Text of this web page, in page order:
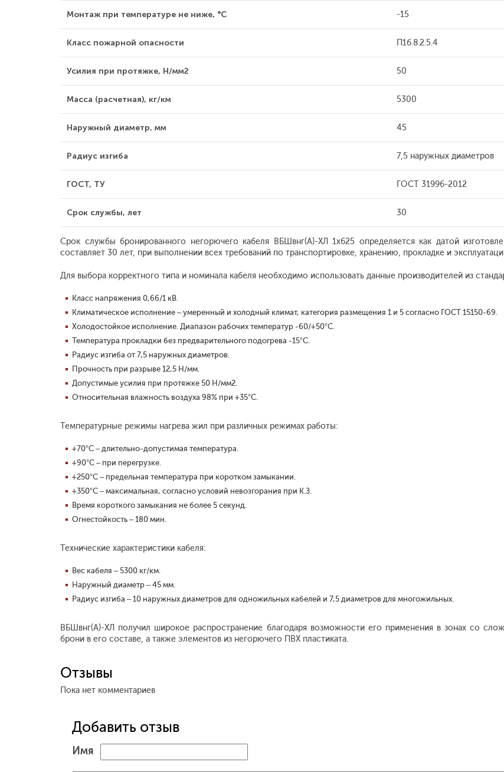
Монтаж при температуре не ниже, °С -15
Класс пожарной опасности П1б.8.2.5.4
Усилия при протяжке, Н/мм2 50
Масса (расчетная), кг/км 5300
Наружный диаметр, мм 45
Радиус изгиба 7,5 наружных диаметров
ГОСТ, ТУ ГОСТ 31996-2012
Срок службы, лет 30
Срок службы бронированного негорючего кабеля ВБШвнг(А)-ХЛ 1x625 определяется как датой
составляет 30 лет, при выполнении всех требований по транспортировке, хранению, прокладке и
Для выбора корректного типа и номинала кабеля необходимо использовать данные производителей из
Класс напряжения 0,66/1 кВ.
Климатическое исполнение – умеренный и холодный климат, категория размещения 1 и 5 согласно ГОСТ 15150-69.
Холодостойкое исполнение. Диапазон рабочих температур -60/+50°С.
Температура прокладки без предварительного подогрева -15°С.
Радиус изгиба от 7,5 наружных диаметров.
Прочность при разрыве 12,5 Н/мм.
Допустимые усилия при протяжке 50 Н/мм2.
Относительная влажность воздуха 98% при +35°С.
Температурные режимы нагрева жил при различных режимах работы:
+70°С – длительно-допустимая температура.
+90°С – при перегрузке.
+250°С – предельная температура при коротком замыкании.
+350°С – максимальная, согласно условий невозгорания при К.З.
Время короткого замыкания не более 5 секунд.
Огнестойкость – 180 мин.
Технические характеристики кабеля:
Вес кабеля – 5300 кг/км.
Наружный диаметр – 45 мм.
Радиус изгиба – 10 наружных диаметров для одножильных кабелей и 7,5 диаметров для многожильных.
ВБШвнг(А)-ХЛ получил широкое распространение благодаря возможности его применения в зонах со
брони в его составе, а также элементов из негорючего ПВХ пластиката.
Отзывы
Пока нет комментариев
Добавить отзыв
Имя